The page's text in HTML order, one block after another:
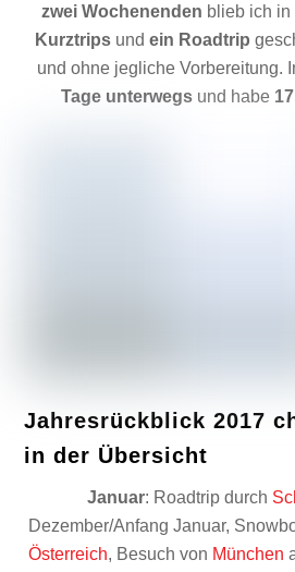
zwei Wochenenden blieb ich in
Kurztrips und ein Roadtrip
und ohne jegliche Vorbereitung.
Tage unterwegs und habe
Jahresrückblick 2017
in der Übersicht
Januar: Roadtrip durch
Dezember/Anfang Januar,
Österreich, Besuch von München